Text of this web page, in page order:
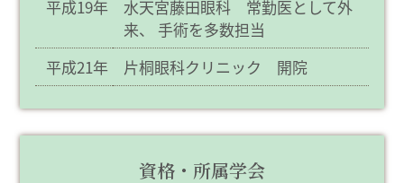
平成19年
水天宮藤田眼科 常勤医として外
来、
手術を多数担当
平成21年
片桐眼科クリニック 開院
資格・所属学会